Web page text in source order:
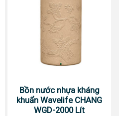
Bồn nước nhựa kháng
khuẩn Wavelife CHANG
WGD-2000 Lít